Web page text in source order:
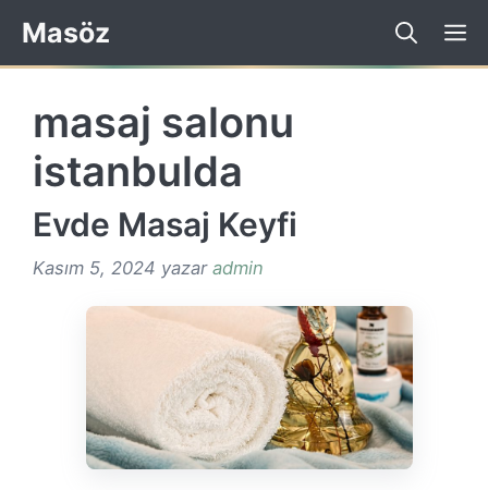
İçeriğe
atla
Masöz
masaj salonu
istanbulda
Evde Masaj Keyfi
Kasım 5, 2024 yazar admin